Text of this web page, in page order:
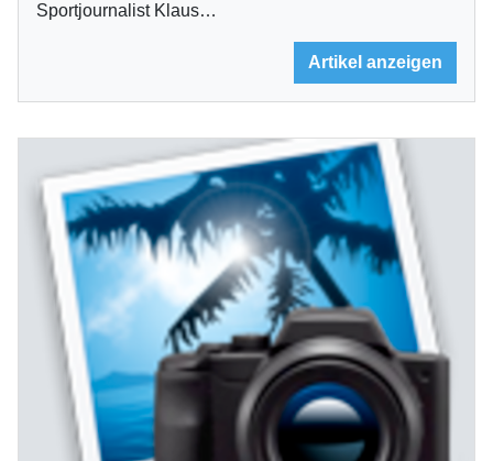
Sportjournalist Klaus…
Artikel anzeigen